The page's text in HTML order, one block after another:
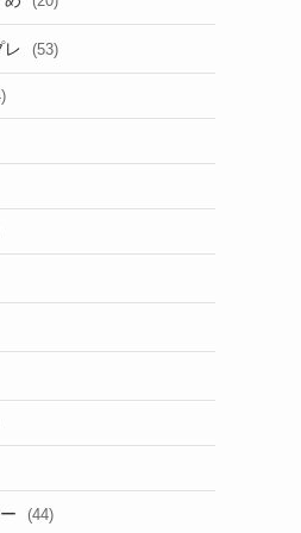
レ (53)
(44)